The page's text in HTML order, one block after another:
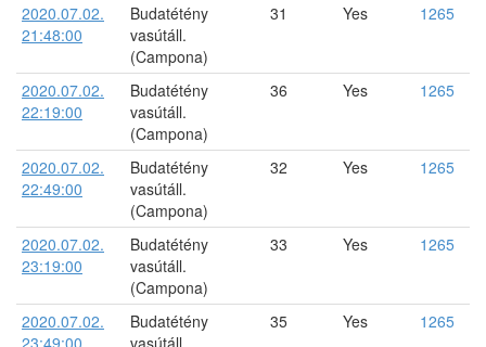
2020.07.02.
21:48:00
Budatétény
vasútáll.
(Campona)
31 Yes 1265
2020.07.02.
22:19:00
Budatétény
vasútáll.
(Campona)
36 Yes 1265
2020.07.02.
22:49:00
Budatétény
vasútáll.
(Campona)
32 Yes 1265
2020.07.02.
23:19:00
Budatétény
vasútáll.
(Campona)
33 Yes 1265
2020.07.02.
23:49:00
Budatétény
vasútáll.
35 Yes 1265